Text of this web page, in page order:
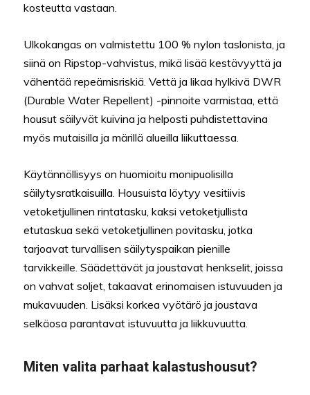
kosteutta vastaan.
Ulkokangas on valmistettu 100 % nylon taslonista, ja
siinä on Ripstop-vahvistus, mikä lisää kestävyyttä ja
vähentää repeämisriskiä. Vettä ja likaa hylkivä DWR
(Durable Water Repellent) -pinnoite varmistaa, että
housut säilyvät kuivina ja helposti puhdistettavina
myös mutaisilla ja märillä alueilla liikuttaessa.
Käytännöllisyys on huomioitu monipuolisilla
säilytysratkaisuilla. Housuista löytyy vesitiivis
vetoketjullinen rintatasku, kaksi vetoketjullista
etutaskua sekä vetoketjullinen povitasku, jotka
tarjoavat turvallisen säilytyspaikan pienille
tarvikkeille. Säädettävät ja joustavat henkselit, joissa
on vahvat soljet, takaavat erinomaisen istuvuuden ja
mukavuuden. Lisäksi korkea vyötärö ja joustava
selkäosa parantavat istuvuutta ja liikkuvuutta.
Miten valita parhaat kalastushousut?